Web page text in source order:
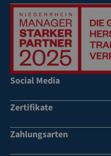
Social Media
Zertifikate
Zahlungsarten